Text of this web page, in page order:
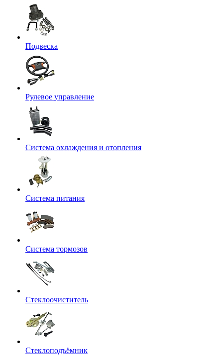
Подвеска
Рулевое управление
Система охлаждения и отопления
Система питания
Система тормозов
Стеклоочиститель
Стеклоподъёмник